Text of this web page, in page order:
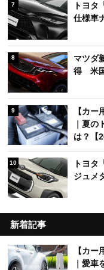
7
トヨタ
仕様車
8
マツダ
得 米
9
【カ
｜夏の
は？【
10
トヨタ
ジュメ
新着記事
【カ
｜愛